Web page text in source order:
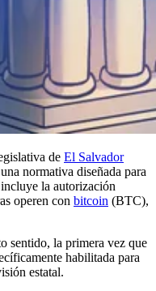
de El Salvador
normativa diseñada para
la autorización
operen con bitcoin (BTC),
sentido, la primera vez que
habilitada para
estatal.